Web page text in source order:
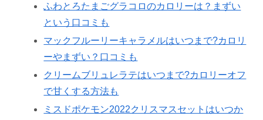
ふわとろたまごグラコロのカロリーは？まずい
という口コミも
マックフルーリーキャラメルはいつまで?カロリ
ーやまずい？口コミも
クリームブリュレラテはいつまで?カロリーオフ
で甘くする方法も
ミスドポケモン2022クリスマスセットはいつか